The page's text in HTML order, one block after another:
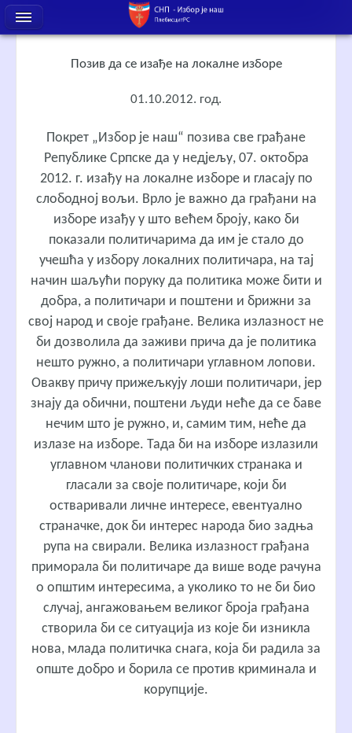
Позив да се изађе на локалне изборе
01.10.2012. год.
Покрет „Избор је наш“ позива све грађане
Републике Српске да у недјељу, 07. октобра
2012. г. изађу на локалне изборе и гласају по
слободној вољи. Врло је важно да грађани на
изборе изађу у што већем броју, како би
показали политичарима да им је стало до
учешћа у избору локалних политичара, на тај
начин шаљући поруку да политика може бити и
добра, а политичари и поштени и брижни за
свој народ и своје грађане. Велика излазност не
би дозволила да заживи прича да је политика
нешто ружно, а политичари углавном лопови.
Овакву причу прижељкују лоши политичари, јер
знају да обични, поштени људи неће да се баве
нечим што је ружно, и, самим тим, неће да
излазе на изборе. Тада би на изборе излазили
углавном чланови политичких странака и
гласали за своје политичаре, који би
остваривали личне интересе, евентуално
страначке, док би интерес народа био задња
рупа на свирали. Велика излазност грађана
приморала би политичаре да више воде рачуна
о општим интересима, а уколико то не би био
случај, ангажовањем великог броја грађана
створила би се ситуација из које би изникла
нова, млада политичка снага, која би радила за
опште добро и борила се против криминала и
корупције.